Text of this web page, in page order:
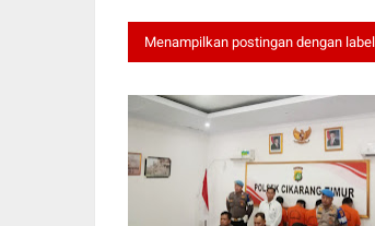
Menampilkan postingan dengan label